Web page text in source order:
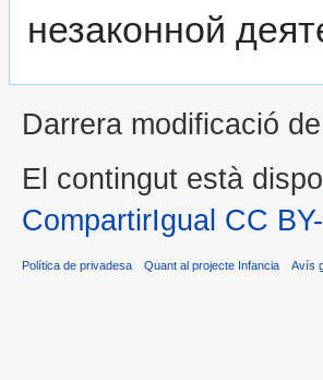
незаконной
Darrera modificació
El contingut està
CompartirIgual CC
Política de privadesa Quant al projecte Infancia Avís